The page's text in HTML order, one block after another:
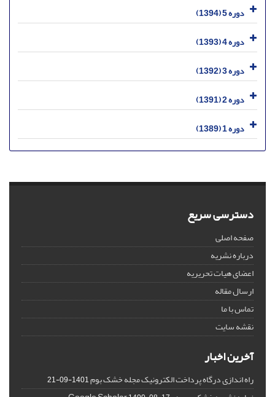
دوره 5 (1394)
دوره 4 (1393)
دوره 3 (1392)
دوره 2 (1391)
دوره 1 (1389)
دسترسی سریع
صفحه اصلی
درباره نشریه
اعضای هیات تحریریه
ارسال مقاله
تماس با ما
نقشه سایت
آخرین اخبار
راه اندازی درگاه پرداخت الکترونیک مجله خشک بوم1401-09-21